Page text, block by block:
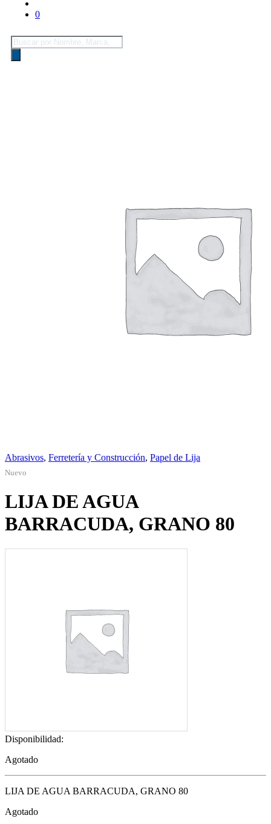
0
Búsqueda
de
productos
Abrasivos, Ferretería y Construcción, Papel de Lija
Nuevo
LIJA DE AGUA
BARRACUDA, GRANO 80
Disponibilidad:
Agotado
LIJA DE AGUA BARRACUDA, GRANO 80
Agotado